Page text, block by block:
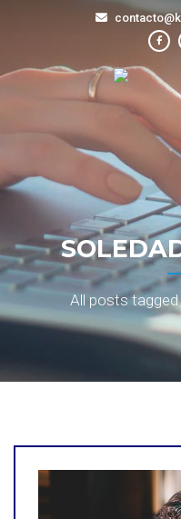
All posts